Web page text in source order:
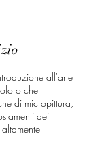
all'arte
che
di micropittura,
dei